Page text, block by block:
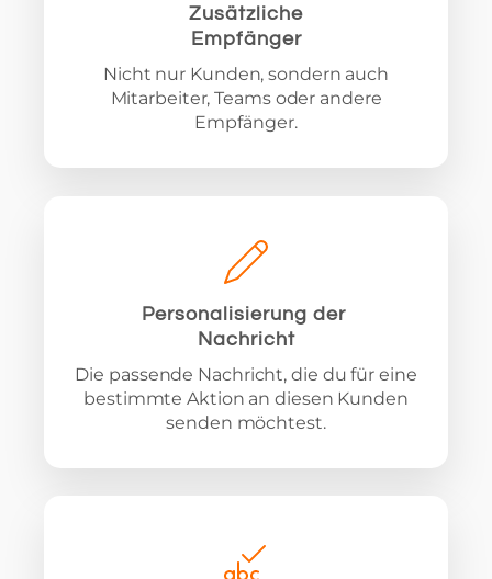
Zusätzliche
Empfänger
Nicht nur Kunden, sondern auch
Mitarbeiter, Teams oder andere
Empfänger.
Personalisierung der
Nachricht
Die passende Nachricht, die du für eine
bestimmte Aktion an diesen Kunden
senden möchtest.